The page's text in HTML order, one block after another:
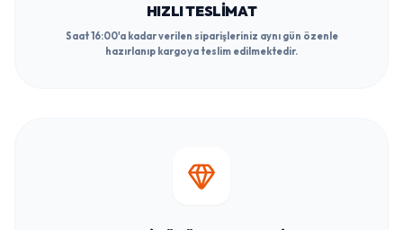
HIZLI TESLIMAT
Saat 16:00'a kadar verilen siparişleriniz aynı gün özenle
hazırlanıp kargoya teslim edilmektedir.